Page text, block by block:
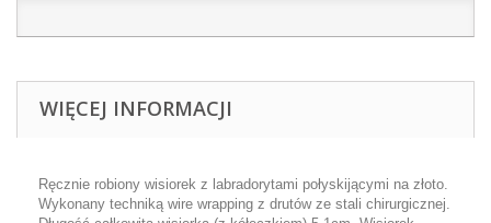
WIĘCEJ INFORMACJI
Ręcznie robiony wisiorek z labradorytami połyskijącymi na złoto.
Wykonany techniką wire wrapping z drutów ze stali chirurgicznej.